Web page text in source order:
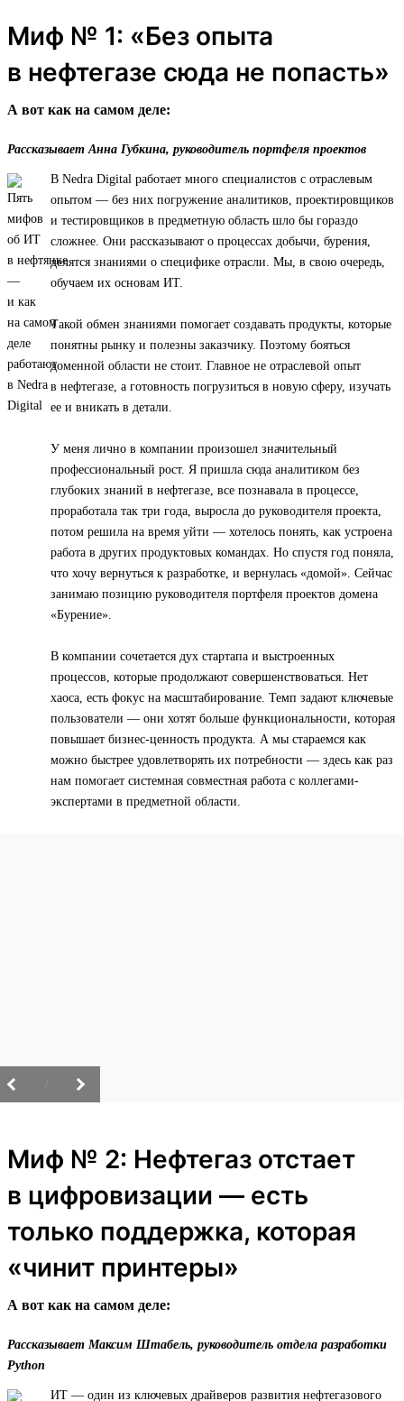
Миф № 1: «Без опыта
в нефтегазе сюда не попасть»
А вот как на самом деле:
Рассказывает Анна Губкина, руководитель портфеля проектов
В Nedra Digital работает много специалистов с отраслевым
опытом — без них погружение аналитиков, проектировщиков
и тестировщиков в предметную область шло бы гораздо
сложнее. Они рассказывают о процессах добычи, бурения,
делятся знаниями о специфике отрасли. Мы, в свою очередь,
обучаем их основам ИТ.
Такой обмен знаниями помогает создавать продукты, которые
понятны рынку и полезны заказчику. Поэтому бояться
доменной области не стоит. Главное не отраслевой опыт
в нефтегазе, а готовность погрузиться в новую сферу, изучать
ее и вникать в детали.
У меня лично в компании произошел значительный
профессиональный рост. Я пришла сюда аналитиком без
глубоких знаний в нефтегазе, все познавала в процессе,
проработала так три года, выросла до руководителя проекта,
потом решила на время уйти — хотелось понять, как устроена
работа в других продуктовых командах. Но спустя год поняла,
что хочу вернуться к разработке, и вернулась «домой». Сейчас
занимаю позицию руководителя портфеля проектов домена
«Бурение».
В компании сочетается дух стартапа и выстроенных
процессов, которые продолжают совершенствоваться. Нет
хаоса, есть фокус на масштабирование. Темп задают ключевые
пользователи — они хотят больше функциональности, которая
повышает бизнес-ценность продукта. А мы стараемся как
можно быстрее удовлетворять их потребности — здесь как раз
нам помогает системная совместная работа с коллегами-
экспертами в предметной области.
Миф № 2: Нефтегаз отстает
в цифровизации — есть
только поддержка, которая
«чинит принтеры»
А вот как на самом деле:
Рассказывает Максим Штабель, руководитель отдела разработки
Python
ИТ — один из ключевых драйверов развития нефтегазового